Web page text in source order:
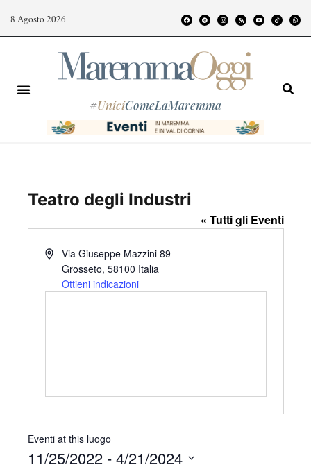
8 Agosto 2026
#UniciComeLaMaremma
Teatro degli Industri
« Tutti gli Eventi
I
Via Giuseppe Mazzini 89
Grosseto, 58100 Italia
Ottieni indicazioni
Eventi at this luogo
11/25/2022 - 4/21/2024